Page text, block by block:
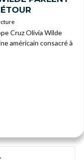
Cruz Olivia Wilde
américain consacré à